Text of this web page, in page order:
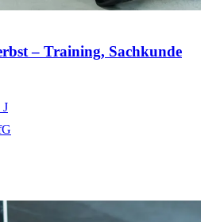
– Training, Sachkunde
J